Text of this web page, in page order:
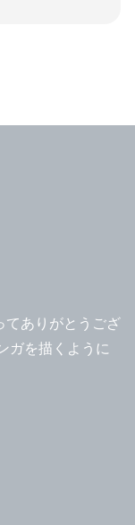
てありがとうござ
ガを描くように